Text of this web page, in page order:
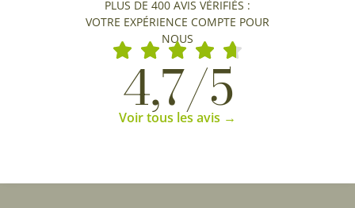
PLUS DE 400 AVIS VÉRIFIÉS :
VOTRE EXPÉRIENCE COMPTE POUR
NOUS
4,7/5
Voir tous les avis →